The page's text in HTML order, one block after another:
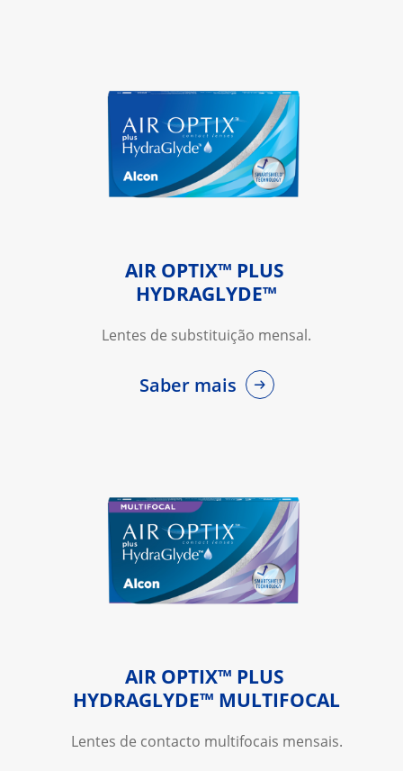
AIR OPTIX™ PLUS
HYDRAGLYDE™
Lentes de substituição mensal.
Saber mais
AIR OPTIX™ PLUS
HYDRAGLYDE™ MULTIFOCAL
Lentes de contacto multifocais mensais.